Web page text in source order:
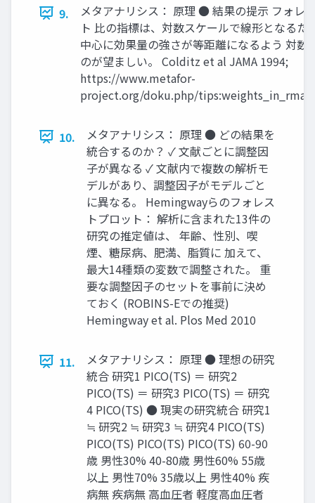
9.
メタアナリシス： 原理 ● 結果の提示 フォレ
ト 比の指標は、対数スケールで線形となるた
中心に効果量の強さが等距離になるよう 対数
のが望ましい。 Colditz et al JAMA 1994;
https://www.metafor-
project.org/doku.php/
10.
メタアナリシス： 原理 ● どの結果を
統合するのか？ ✓ 文献ごとに調整因
子が異なる ✓ 文献内で複数の解析モ
デルがあり、調整因子がモデルごと
に異なる。 Hemingwayらのフォレス
トプロット： 解析に含まれた13件の
研究の推定値は、 年齢、性別、喫
煙、糖尿病、肥満、脂質に 加えて、
最大14種類の変数で調整された。 重
要な調整因子のセットを事前に決め
ておく (ROBINS-Eでの推奨)
Hemingway et al. Plos Med 2010
11.
メタアナリシス： 原理 ● 理想の研究
統合 研究1 PICO(TS) ＝ 研究2
PICO(TS) ＝ 研究3 PICO(TS) ＝ 研究
4 PICO(TS) ● 現実の研究統合 研究1
≒ 研究2 ≒ 研究3 ≒ 研究4 PICO(TS)
PICO(TS) PICO(TS) PICO(TS) 60-90
歳 男性30% 40-80歳 男性60% 55歳
以上 男性70% 35歳以上 男性40% 疾
病無 疾病無 高血圧者 軽度高血圧者